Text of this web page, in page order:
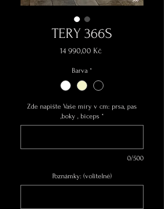
TERY 366S
14 990,00 KčCena
Barva *
Zde napište Vaše míry v cm: prsa, pas
,boky , biceps *
0/500
Poznámky: (volitelné)